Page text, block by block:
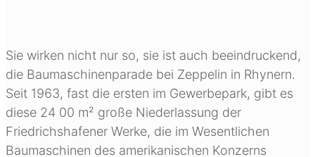
Sie wirken nicht nur so, sie ist auch beeindruckend,
die Baumaschinenparade bei Zeppelin in Rhynern.
Seit 1963, fast die ersten im Gewerbepark, gibt es
diese 24 00 m² große Niederlassung der
Friedrichshafener Werke, die im Wesentlichen
Baumaschinen des amerikanischen Konzerns